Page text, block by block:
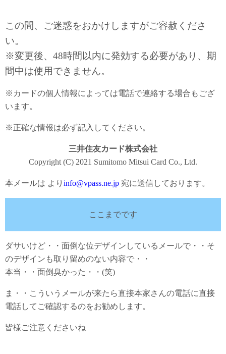
この間、ご迷惑をおかけしますがご容赦くださ
い。
※変更後、48時間以内に発効する必要があり、期
間中は使用できません。
※カードの個人情報によっては電話で連絡する場合もござ
います。
※正確な情報は必ず記入してください。
三井住友カード株式会社
Copyright (C) 2021 Sumitomo Mitsui Card Co., Ltd.
本メールは より info@vpass.ne.jp 宛に送信しております。
ここまでです
ダサいけど・・面倒な位デザインしているメールで・・そ
のデザインも取り留めのない内容で・・
本当・・面倒臭かった・・(笑)
ま・・こういうメールが来たら直接本家さんの電話に直接
電話してご確認するのをお勧めします。
皆様ご注意くださいね